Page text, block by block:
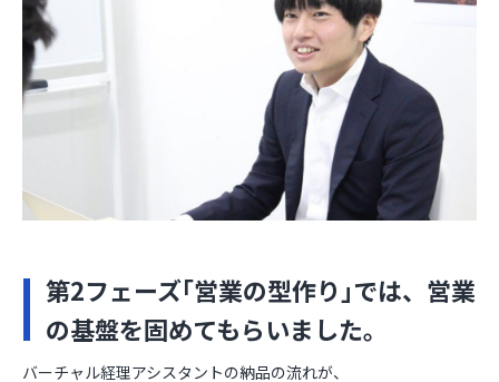
第2フェーズ｢営業の型作り｣では、営業
の基盤を固めてもらいました。
バーチャル経理アシスタントの納品の流れが、